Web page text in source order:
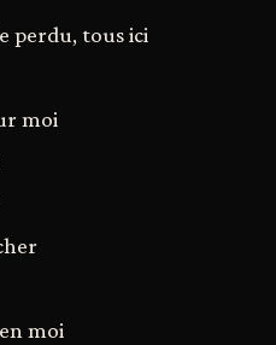
perdu, tous ici
moi
moi